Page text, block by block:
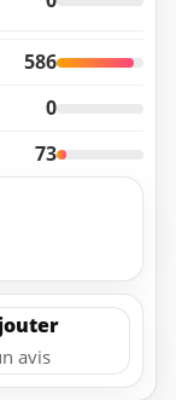
586
0
73
avis